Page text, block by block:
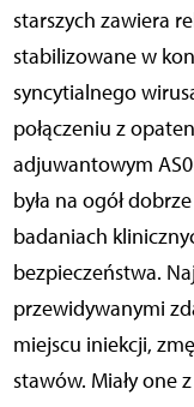
starszych zawiera
stabilizowane w
syncytialnego
połączeniu z
adjuwantowym
była na ogół
badaniach
bezpieczeństwa.
przewidywanymi
miejscu iniekcji,
stawów. Miały one